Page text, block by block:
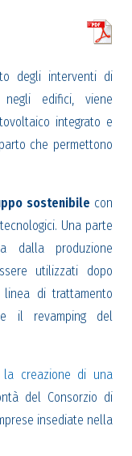
degli interventi di
negli edifici, viene
integrato e
che permettono
sostenibile con
Una parte
dalla produzione
utilizzati dopo
linea di trattamento
il revamping del
la creazione di una
del Consorzio di
insediate nella